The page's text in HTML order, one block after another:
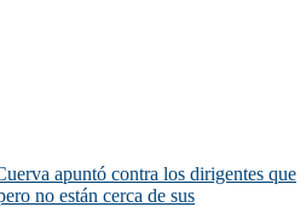
apuntó contra los dirigentes que
no están cerca de sus